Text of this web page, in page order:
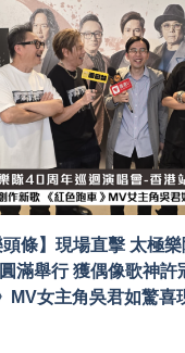
頭條】現場直擊 太極
滿舉行 獲偶像歌神許
MV女主角吳君如驚喜